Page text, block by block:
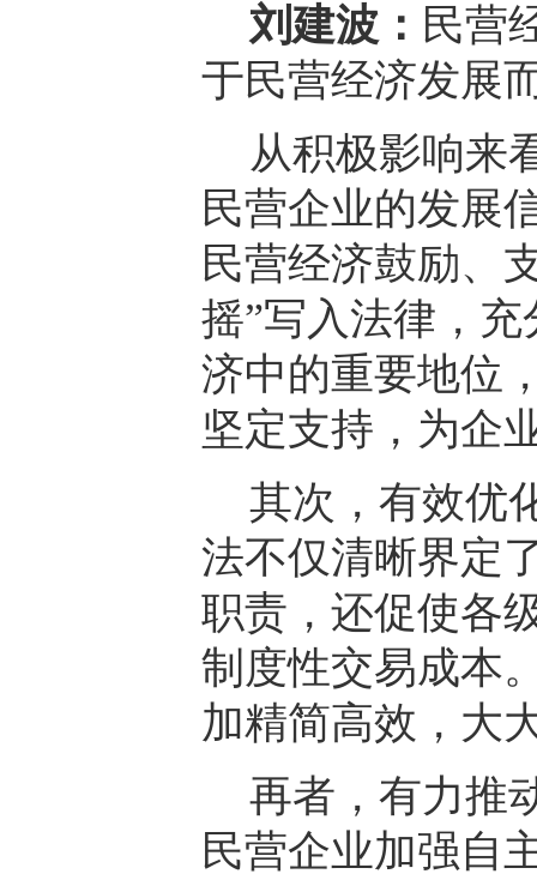
刘建波： 民营
于民营经济发展
从积极影响来
民营企业的发展
民营经济鼓励、
摇”写入法律，
济中的重要地位
坚定支持，为企
其次，有效优
法不仅清晰界定
职责，还促使各
制度性交易成本
加精简高效，大
再者，有力推
民营企业加强自